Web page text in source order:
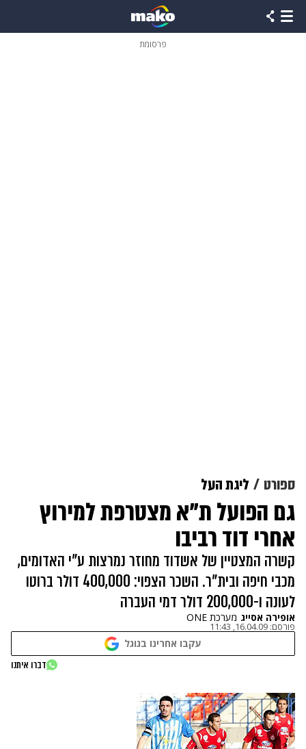
פרסומת
ספורט ליגת העל
גם הפועל ת"א מצטרפת למירוץ
אחרי דוד רביבו
קשרה המצטיין של אשדוד מחוזר נמרצות ע"י האדומים,
מכבי חיפה ובית"ר. השכר הצפוי: 400,000 דולר ברוטו
לעונה ו-200,000 דולר דמי העברה
אופירה אסייג מערכת ONE
פורסם: 16.04.09, 11:43
עקבו אחרינו בגוגל
דברו איתנו